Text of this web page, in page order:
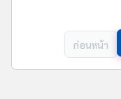
ก่อนหน้า